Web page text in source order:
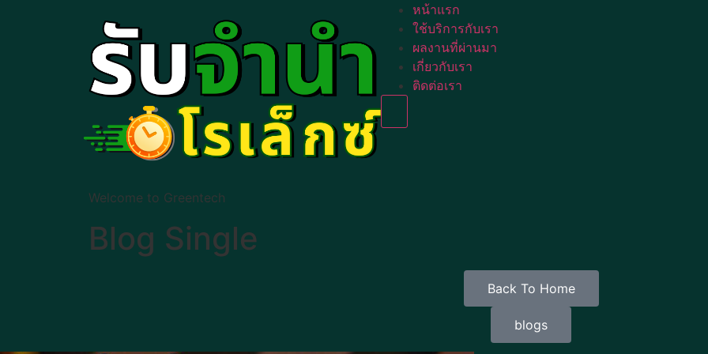
หน้าแรก
ใช้บริการกับเรา
ผลงานที่ผ่านมา
เกี่ยวกับเรา
ติดต่อเรา
Welcome to Greentech
Blog Single
Back To Home
blogs